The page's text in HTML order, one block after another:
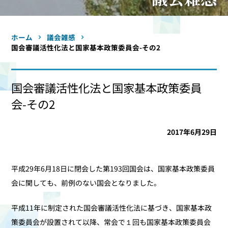
ホーム
議会雑感
国会審議活性化法と国家基本政策委員会-その2
国会審議活性化法と国家基本政策委員
会-その2
2017年6月29日
平成29年6月18日に閉会した第193回国会は、国家基本政策委員
会に関しても、前例のない国会となりました。
平成11年に制定された国会審議活性化法に基づき、国家基本政
策委員会が設置されて以降、常会で１回も国家基本政策委員会